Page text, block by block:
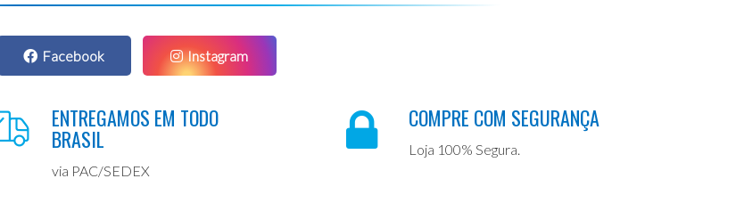
Facebook Instagram
ENTREGAMOS EM TODO
BRASIL
via PAC/SEDEX
COMPRE COM SEGURANÇA
Loja 100% Segura.